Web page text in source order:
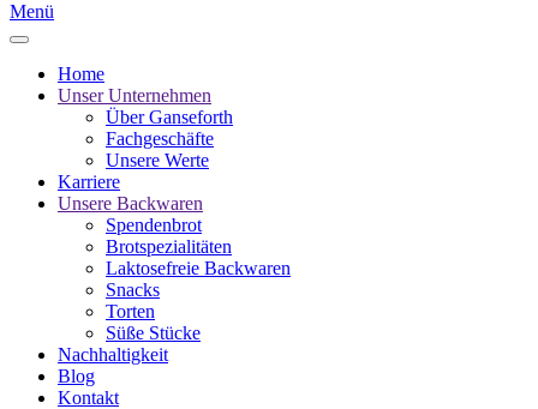
Menü
Home
Unser Unternehmen
Über Ganseforth
Fachgeschäfte
Unsere Werte
Karriere
Unsere Backwaren
Spendenbrot
Brotspezialitäten
Laktosefreie Backwaren
Snacks
Torten
Süße Stücke
Nachhaltigkeit
Blog
Kontakt